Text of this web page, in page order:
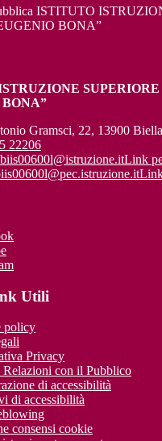
ISTITUTO
BONA”
Gramsci, 22, 13900
22206
biis00600l@istruzione.itLink
Utili
policy
Privacy
con il Pubblico
di accessibilità
di accessibilità
consensi cookie